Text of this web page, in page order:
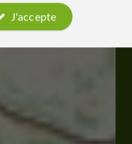
J'accepte